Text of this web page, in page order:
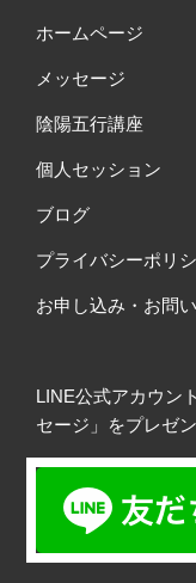
ホームページ
メッセージ
陰陽五行講座
個人セッション
ブログ
プライバシーポリ
お申し込み・お問
LINE公式アカウン
セージ」をプレゼ